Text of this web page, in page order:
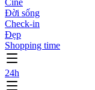
Cine
Đời sống
Check-in
Đẹp
Shopping time
24h